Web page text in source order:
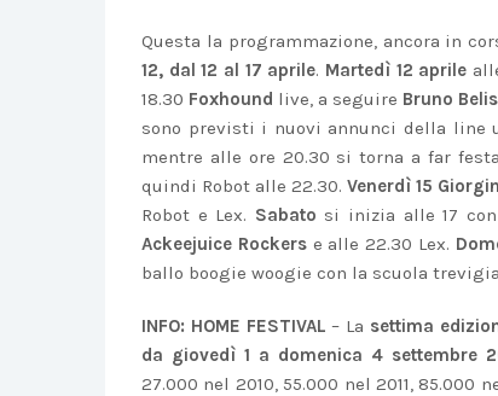
Questa la programmazione, ancora in
12, dal 12 al 17 aprile. Martedì 12 aprile
18.30 Foxhound live, a seguire Bruno
sono previsti i nuovi annunci della line
mentre alle ore 20.30 si torna a far
quindi Robot alle 22.30. Venerdì 15
Robot e Lex. Sabato si inizia alle 17 con
Ackeejuice Rockerse alle 22.30 Lex.
ballo boogie woogie con la scuola
INFO: HOME FESTIVAL – La settima
da giovedì 1 a domenica 4 settembre
27.000 nel 2010, 55.000 nel 2011,